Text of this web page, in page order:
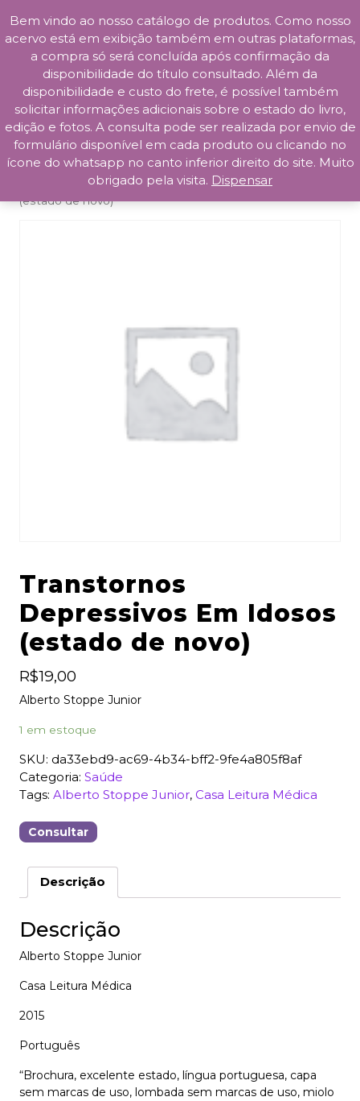
Skip
content
Prosa da Praça
Saúde/ Transtornos Depressivos Em Idosos
(estado de novo)
Transtornos
Depressivos Em Idosos
(estado de novo)
R$19,00
Alberto Stoppe Junior
1 em estoque
SKU: da33ebd9-ac69-4b34-bff2-9fe4a805f8af
Categoria: Saúde
Tags: Alberto Stoppe Junior, Casa Leitura Médica
Consultar
Descrição
Descrição
Alberto Stoppe Junior
Casa Leitura Médica
2015
Português
“Brochura, excelente estado, língua portuguesa, capa
sem marcas de uso, lombada sem marcas de uso, miolo
Bem vindo ao nosso catálogo de produtos. Como nosso
acervo está em exibição também em outras plataformas,
a compra só será concluída após confirmação da
disponibilidade do título consultado. Além da
disponibilidade e custo do frete, é possível também
solicitar informações adicionais sobre o estado do livro,
edição e fotos. A consulta pode ser realizada por envio de
formulário disponível em cada produto ou clicando no
ícone do whatsapp no canto inferior direito do site. Muito
obrigado pela visita. Dispensar